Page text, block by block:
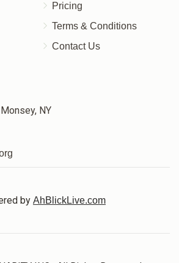
Pricing
Terms & Conditions
Contact Us
NY
by AhBlickLive.com